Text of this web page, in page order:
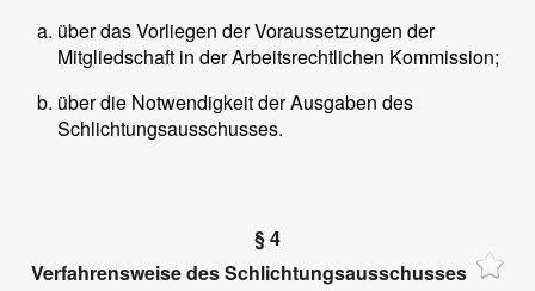
über das Vorliegen der Voraussetzungen der
Mitgliedschaft in der Arbeitsrechtlichen Kommission;
über die Notwendigkeit der Ausgaben des
Schlichtungsausschusses.
§ 4
Verfahrensweise des Schlichtungsausschusses